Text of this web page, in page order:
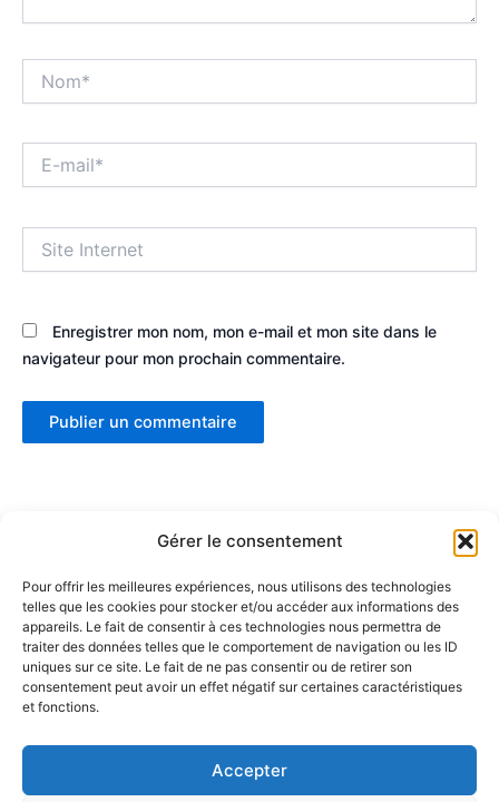
Gérer le consentement
Pour offrir les meilleures expériences, nous utilisons des technologies
telles que les cookies pour stocker et/ou accéder aux informations des
appareils. Le fait de consentir à ces technologies nous permettra de
traiter des données telles que le comportement de navigation ou les ID
uniques sur ce site. Le fait de ne pas consentir ou de retirer son
consentement peut avoir un effet négatif sur certaines caractéristiques
et fonctions.
Accepter
mail*
Internet
Enregistrer mon nom, mon e-mail et mon site dans le
navigateur pour mon prochain commentaire.
Partenaires :
LaMaisonDuDonut
LaBelleBiere